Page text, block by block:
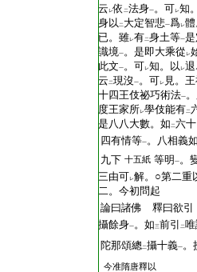
云 レ依 二法身一。可レ知
身以 二 大定智悲一爲レ
已。雖レ有二身土等一
識境一。是即大乘從 レ
此文一。可レ知。以 レ
云 二現沒 一。可レ 見。
十四王伎祕巧術法一
度王家所レ學伎能有二
是八八大數。如 二六
四有情等一。八相義
九下 十五紙 等明 一。
三由可レ解。○第二重
二。今初問起
論曰諸佛 釋曰欲引
攝餘身一。如三前引 二
陀那頌總二攝十義一。
今准隋唐釋以